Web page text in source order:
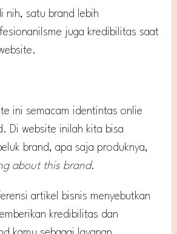
nih, satu brand lebih
juga kredibilitas saat
ini semacam identintas onlie
Di website inilah kita bisa
brand, apa saja produknya,
about this brand.
artikel bisnis menyebutkan
kredibilitas dan